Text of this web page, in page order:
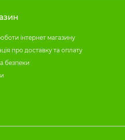
інтернет магазину
про доставку та оплату
безпеки